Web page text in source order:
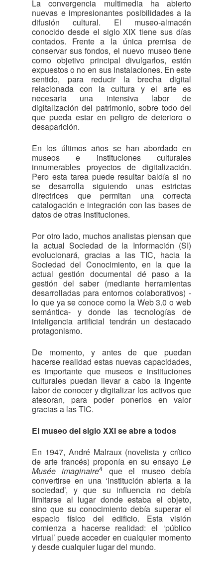
La convergencia multimedia ha abierto
nuevas e impresionantes posibilidades a la
difusión cultural. El museo-almacén
conocido desde el siglo XIX tiene sus días
contados. Frente a la única premisa de
conservar sus fondos, el nuevo museo tiene
como objetivo principal divulgarlos, estén
expuestos o no en sus instalaciones. En este
sentido, para reducir la brecha digital
relacionada con la cultura y el arte es
necesaria una intensiva labor de
digitalización del patrimonio, sobre todo del
que pueda estar en peligro de deterioro o
desaparición.
En los últimos años se han abordado en
museos e instituciones culturales
innumerables proyectos de digitalización.
Pero esta tarea puede resultar baldía si no
se desarrolla siguiendo unas estrictas
directrices que permitan una correcta
catalogación e integración con las bases de
datos de otras instituciones.
Por otro lado, muchos analistas piensan que
la actual Sociedad de la Información (SI)
evolucionará, gracias a las TIC, hacia la
Sociedad del Conocimiento, en la que la
actual gestión documental dé paso a la
gestión del saber (mediante herramientas
desarrolladas para entornos colaborativos) -
lo que ya se conoce como la Web 3.0 o web
semántica- y donde las tecnologías de
inteligencia artificial tendrán un destacado
protagonismo.
De momento, y antes de que puedan
hacerse realidad estas nuevas capacidades,
es importante que museos e instituciones
culturales puedan llevar a cabo la ingente
labor de conocer y digitalizar los activos que
atesoran, para poder ponerlos en valor
gracias a las TIC.
El museo del siglo XXI se abre a todos
En 1947, André Malraux (novelista y crítico
de arte francés) proponía en su ensayo Le
Musée imaginaire4
que el museo debía
convertirse en una ‘institución abierta a la
sociedad’, y que su influencia no debía
limitarse al lugar donde estaba el objeto,
sino que su conocimiento debía superar el
espacio físico del edificio. Esta visión
comienza a hacerse realidad: el ‘público
virtual’ puede acceder en cualquier momento
y desde cualquier lugar del mundo.